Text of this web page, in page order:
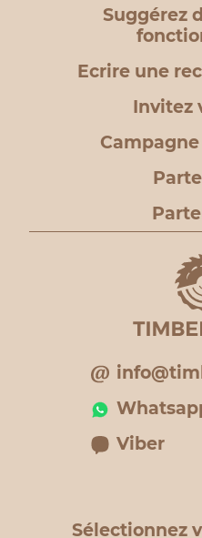
Suggérez
Ecrire une
Invitez
Viber
Sélectionnez